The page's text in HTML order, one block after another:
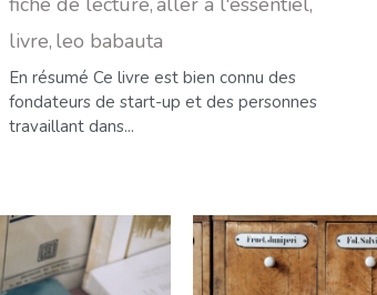
fiche de lecture,aller à l'essentiel,
livre, leo babauta
En résumé Ce livre est bien connu des
fondateurs de start-up et des personnes
travaillant dans...